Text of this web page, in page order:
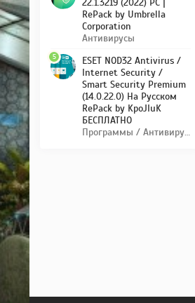
22.1.3219 (2022) PC |
RePack by Umbrella
Corporation
Антивирусы
ESET NOD32 Antivirus /
Internet Security /
Smart Security Premium
(14.0.22.0) На Русском
RePack by KpoJIuK
БЕСПЛАТНО
Программы / Антивирусы
5